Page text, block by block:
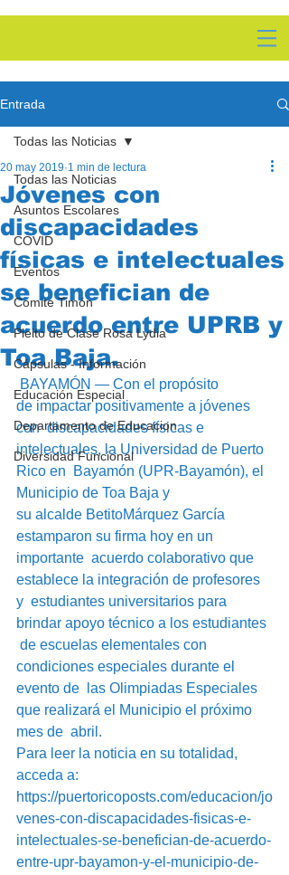
Entrada
Todas las Noticias
Asuntos Escolares
COVID
Eventos
Comite Timón
Pleito de Clase Rosa Lydia
Cápsulas - Información
Educación Especial
Departamento de Educacion
Diversidad Funcional
Todas las Noticias
Jóvenes con
discapacidades
físicas e intelectuales
se benefician de
acuerdo entre UPRB y
Toa Baja.
20 may 2019 1 min de lectura
de impactar positivamente a jóvenes
con  discapacidades físicas e
intelectuales, la Universidad de Puerto
Rico en  Bayamón (UPR-Bayamón), el
Municipio de Toa Baja y
su alcalde BetitoMárquez García
estamparon su firma hoy en un
importante  acuerdo colaborativo que
establece la integración de profesores
y  estudiantes universitarios para
brindar apoyo técnico a los estudiantes
de escuelas elementales con
condiciones especiales durante el
evento de  las Olimpiadas Especiales
que realizará el Municipio el próximo
mes de  abril.
Para leer la noticia en su totalidad,
acceda a:
https://puertoricoposts.com/educacion/jo
venes-con-discapacidades-fisicas-e-
intelectuales-se-benefician-de-acuerdo-
entre-upr-bayamon-y-el-municipio-de-